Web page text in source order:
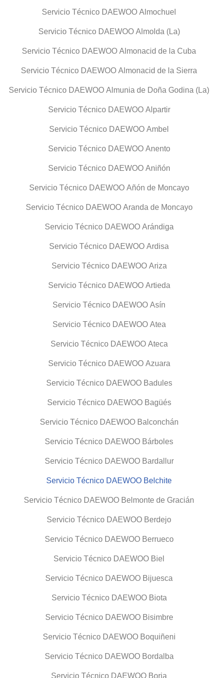
Servicio Técnico DAEWOO Almochuel
Servicio Técnico DAEWOO Almolda (La)
Servicio Técnico DAEWOO Almonacid de la Cuba
Servicio Técnico DAEWOO Almonacid de la Sierra
Servicio Técnico DAEWOO Almunia de Doña Godina (La)
Servicio Técnico DAEWOO Alpartir
Servicio Técnico DAEWOO Ambel
Servicio Técnico DAEWOO Anento
Servicio Técnico DAEWOO Aniñón
Servicio Técnico DAEWOO Añón de Moncayo
Servicio Técnico DAEWOO Aranda de Moncayo
Servicio Técnico DAEWOO Arándiga
Servicio Técnico DAEWOO Ardisa
Servicio Técnico DAEWOO Ariza
Servicio Técnico DAEWOO Artieda
Servicio Técnico DAEWOO Asín
Servicio Técnico DAEWOO Atea
Servicio Técnico DAEWOO Ateca
Servicio Técnico DAEWOO Azuara
Servicio Técnico DAEWOO Badules
Servicio Técnico DAEWOO Bagüés
Servicio Técnico DAEWOO Balconchán
Servicio Técnico DAEWOO Bárboles
Servicio Técnico DAEWOO Bardallur
Servicio Técnico DAEWOO Belchite
Servicio Técnico DAEWOO Belmonte de Gracián
Servicio Técnico DAEWOO Berdejo
Servicio Técnico DAEWOO Berrueco
Servicio Técnico DAEWOO Biel
Servicio Técnico DAEWOO Bijuesca
Servicio Técnico DAEWOO Biota
Servicio Técnico DAEWOO Bisimbre
Servicio Técnico DAEWOO Boquiñeni
Servicio Técnico DAEWOO Bordalba
Servicio Técnico DAEWOO Borja